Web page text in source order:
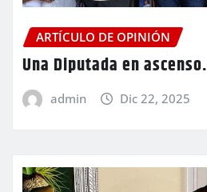
ARTÍCULO DE OPINIÓN
Una Diputada en ascenso.
admin Dic 22, 2025